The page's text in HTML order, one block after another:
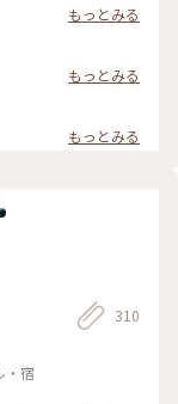
もっとみる
もっとみる
もっとみる
・宿
310